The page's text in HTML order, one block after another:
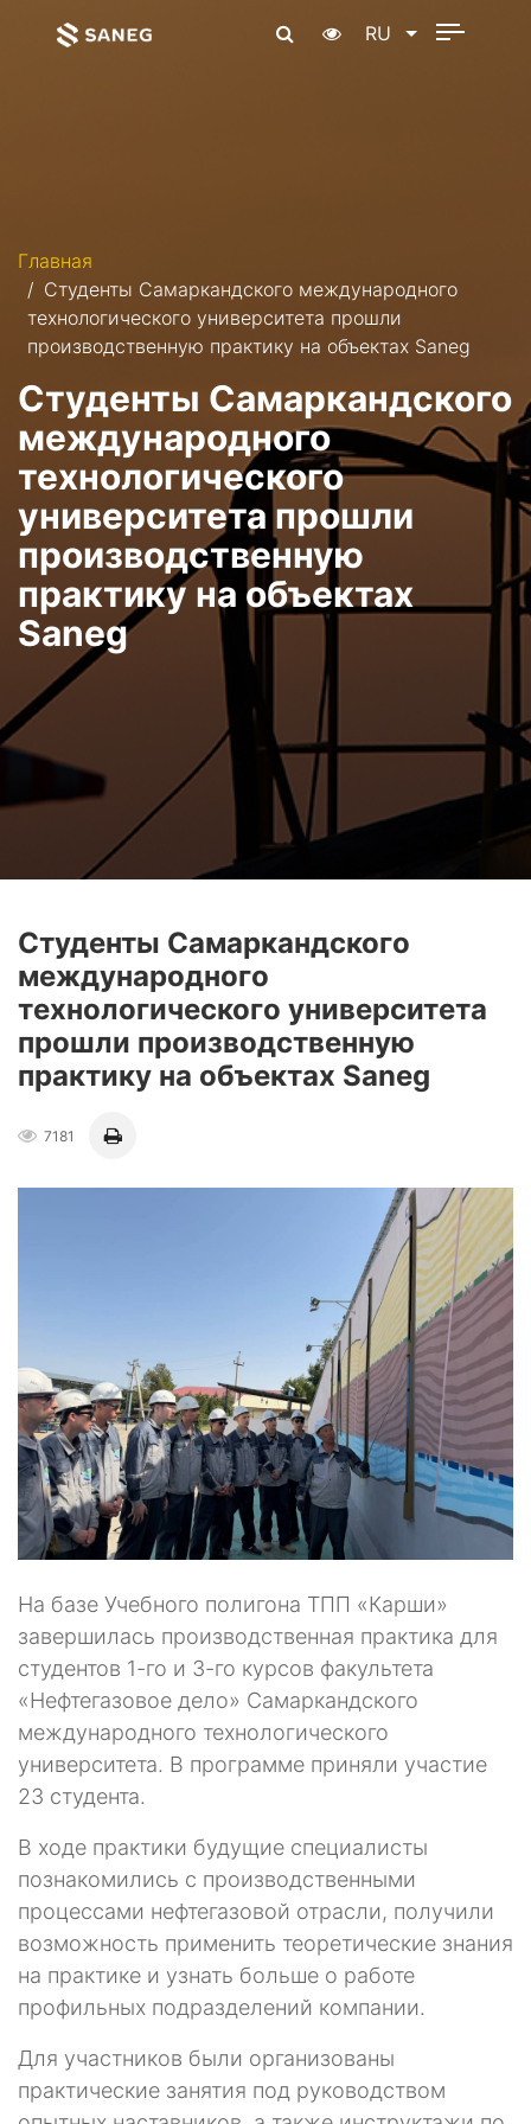
RU
Главная
Студенты Самаркандского международного
технологического университета прошли
производственную практику на объектах Saneg
Студенты Самаркандского
международного
технологического
университета прошли
производственную
практику на объектах
Saneg
Студенты Самаркандского
международного
технологического университета
прошли производственную
практику на объектах Saneg
7181
На базе Учебного полигона ТПП «Карши»
завершилась производственная практика для
студентов 1-го и 3-го курсов факультета
«Нефтегазовое дело» Самаркандского
международного технологического
университета. В программе приняли участие
23 студента.
В ходе практики будущие специалисты
познакомились с производственными
процессами нефтегазовой отрасли, получили
возможность применить теоретические знания
на практике и узнать больше о работе
профильных подразделений компании.
Для участников были организованы
практические занятия под руководством